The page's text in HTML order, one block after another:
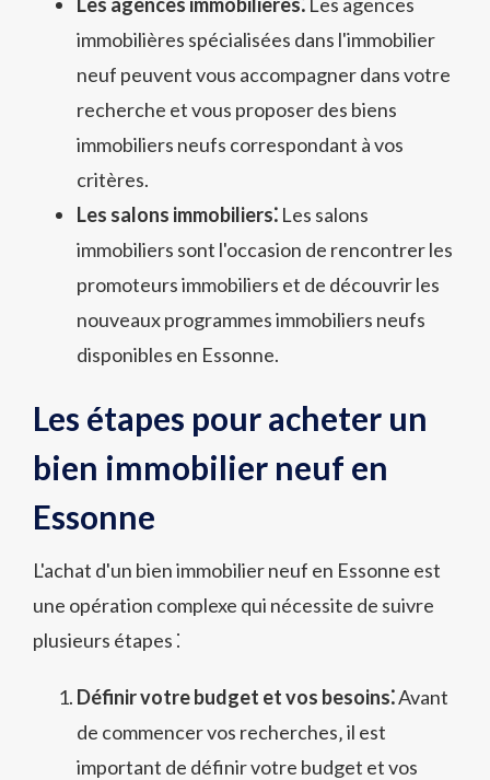
immobilières spécialisées dans l'immobilier
neuf peuvent vous accompagner dans votre
recherche et vous proposer des biens
immobiliers neufs correspondant à vos
critères.
Les salons immobiliers⁚ Les salons
immobiliers sont l'occasion de rencontrer les
promoteurs immobiliers et de découvrir les
nouveaux programmes immobiliers neufs
disponibles en Essonne.
Les étapes pour acheter un
bien immobilier neuf en
Essonne
L'achat d'un bien immobilier neuf en Essonne est
une opération complexe qui nécessite de suivre
plusieurs étapes ⁚
Définir votre budget et vos besoins⁚Avant
de commencer vos recherches‚ il est
important de définir votre budget et vos